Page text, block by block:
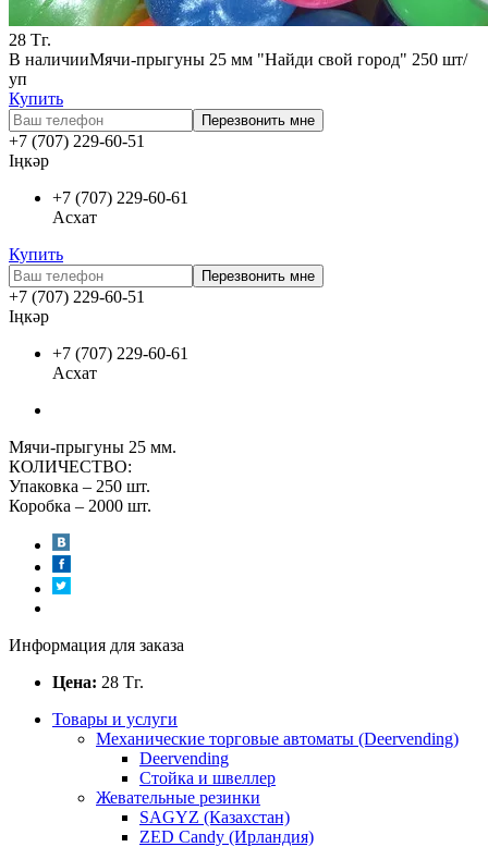
28 Тг.
В наличииМячи-прыгуны 25 мм "Найди свой город" 250 шт/
уп
Купить
Перезвонить мне
+7 (707) 229-60-51
Іңкәр
+7 (707) 229-60-61
Асхат
Купить
Перезвонить мне
+7 (707) 229-60-51
Іңкәр
+7 (707) 229-60-61
Асхат
Мячи-прыгуны 25 мм.
КОЛИЧЕСТВО:
Упаковка – 250 шт.
Коробка – 2000 шт.
Информация для заказа
Цена: 28 Тг.
Товары и услуги
Механические торговые автоматы (Deervending)
Deervending
Стойка и швеллер
Жевательные резинки
SAGYZ (Казахстан)
ZED Candy (Ирландия)